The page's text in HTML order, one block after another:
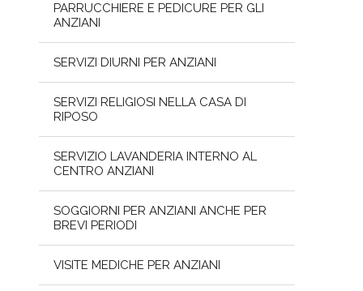
PARRUCCHIERE E PEDICURE PER GLI
ANZIANI
SERVIZI DIURNI PER ANZIANI
SERVIZI RELIGIOSI NELLA CASA DI
RIPOSO
SERVIZIO LAVANDERIA INTERNO AL
CENTRO ANZIANI
SOGGIORNI PER ANZIANI ANCHE PER
BREVI PERIODI
VISITE MEDICHE PER ANZIANI